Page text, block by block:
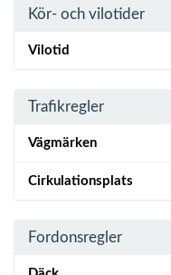
Kör- och vilotider
Vilotid
Trafikregler
Vägmärken
Cirkulationsplats
Fordonsregler